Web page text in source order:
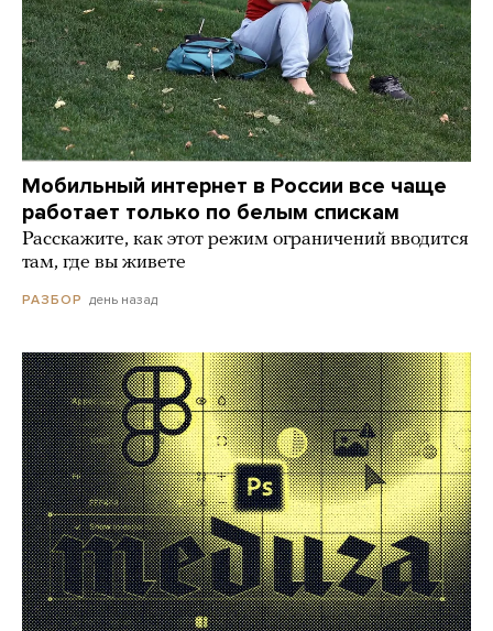
Мобильный интернет в России все чаще
работает только по белым спискам
Расскажите, как этот режим ограничений вводится
там, где вы живете
РАЗБОР день назад